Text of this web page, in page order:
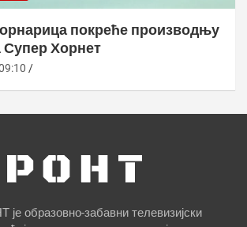
покреће производњу
Хорнет
је образовно-забавни телевизијски